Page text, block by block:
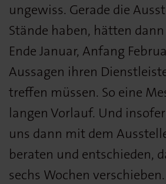
ungewiss. Gerade die
Stände haben, hätten
Ende Januar, Anfang
Aussagen ihren
treffen müssen. So eine
langen Vorlauf. Und
uns dann mit dem
beraten und entschieden,
sechs Wochen verschieben.